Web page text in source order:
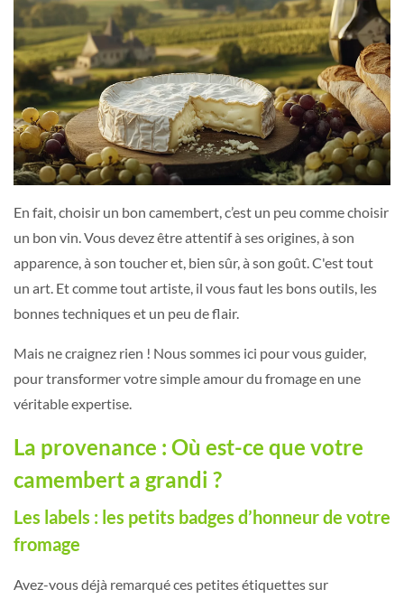
En fait, choisir un bon camembert, c’est un peu comme choisir
un bon vin. Vous devez être attentif à ses origines, à son
apparence, à son toucher et, bien sûr, à son goût. C'est tout
un art. Et comme tout artiste, il vous faut les bons outils, les
bonnes techniques et un peu de flair.
Mais ne craignez rien ! Nous sommes ici pour vous guider,
pour transformer votre simple amour du fromage en une
véritable expertise.
La provenance : Où est-ce que votre
camembert a grandi ?
Les labels : les petits badges d’honneur de votre
fromage
Avez-vous déjà remarqué ces petites étiquettes sur